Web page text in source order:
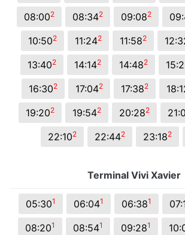
08:002 08:342 09:082
10:502 11:242 11:582
13:402 14:142 14:482
16:302 17:042 17:382
19:202 19:542 20:282
22:102 22:442 23:182
Terminal Vivi Xavier
05:301 06:041 06:381
08:201 08:541 09:281